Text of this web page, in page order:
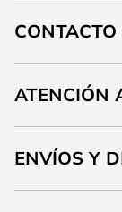
ATENCIÓN
ENVÍOS Y